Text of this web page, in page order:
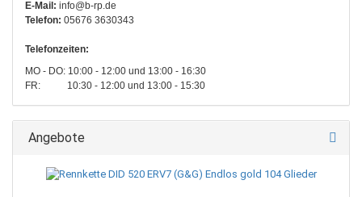
E-Mail: info@b-rp.de
Telefon: 05676 3630343
Telefonzeiten:
MO - DO: 10:00 - 12:00 und 13:00 - 16:30
FR: 10:30 - 12:00 und 13:00 - 15:30
Angebote